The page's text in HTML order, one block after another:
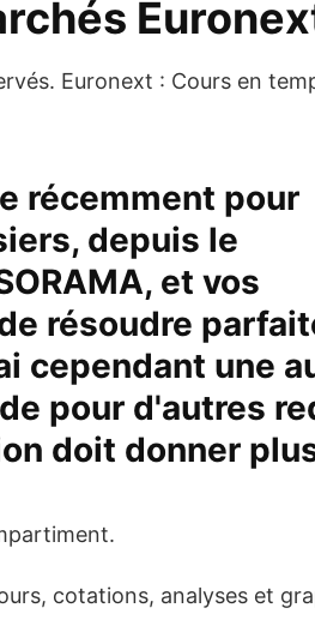
Euronext : Cours en
récemment pour
depuis le
et vos
résoudre
cependant une
pour d'autres
doit donner
cotations, analyses et